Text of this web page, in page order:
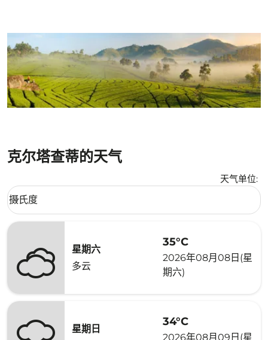
克尔塔查蒂的天气
天气单位:
Weather unit option 摄氏度 Selected
摄氏度
keyboard_arrow_down
星期六
多云
35°C
2026年08月08日(星
期六)
星期日
34°C
2026年08月09日(星